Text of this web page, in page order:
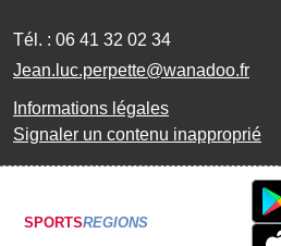
Tél. : 06 41 32 02 34
Jean.luc.perpette@wanadoo.fr
Informations légales
Signaler un contenu inapproprié
SPORTSREGIONS